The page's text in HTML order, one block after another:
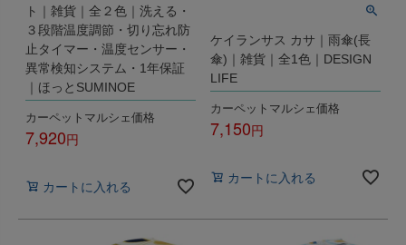
ト｜雑貨｜全２色｜洗える・
３段階温度調節・切り忘れ防
止タイマー・温度センサー・
異常検知システム・1年保証
｜ほっとSUMINOE
カーペットマルシェ価格
7,920
カートに入れる
ケイランサス カサ｜雨傘(長
傘)｜雑貨｜全1色｜DESIGN
LIFE
カーペットマルシェ価格
7,150
カートに入れる